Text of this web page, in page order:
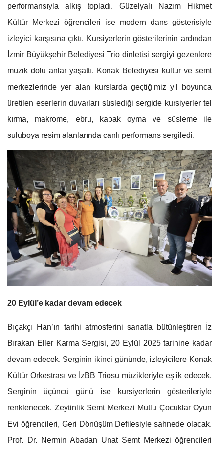
performansıyla alkış topladı. Güzelyalı Nazım Hikmet
Kültür Merkezi öğrencileri ise modern dans gösterisiyle
izleyici karşısına çıktı. Kursiyerlerin gösterilerinin ardından
İzmir Büyükşehir Belediyesi Trio dinletisi sergiyi gezenlere
müzik dolu anlar yaşattı. Konak Belediyesi kültür ve semt
merkezlerinde yer alan kurslarda geçtiğimiz yıl boyunca
üretilen eserlerin duvarları süslediği sergide kursiyerler tel
kırma, makrome, ebru, kabak oyma ve süsleme ile
suluboya resim alanlarında canlı performans sergiledi.
20 Eylül’e kadar devam edecek
Bıçakçı Han’ın tarihi atmosferini sanatla bütünleştiren İz
Bırakan Eller Karma Sergisi, 20 Eylül 2025 tarihine kadar
devam edecek. Serginin ikinci gününde, izleyicilere Konak
Kültür Orkestrası ve İzBB Triosu müzikleriyle eşlik edecek.
Serginin üçüncü günü ise kursiyerlerin gösterileriyle
renklenecek. Zeytinlik Semt Merkezi Mutlu Çocuklar Oyun
Evi öğrencileri, Geri Dönüşüm Defilesiyle sahnede olacak.
Prof. Dr. Nermin Abadan Unat Semt Merkezi öğrencileri